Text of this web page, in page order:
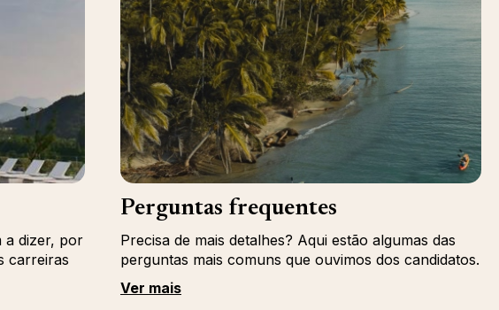
a dizer, por
carreiras
Perguntas frequentes
Precisa de mais detalhes? Aqui estão algumas das
perguntas mais comuns que ouvimos dos candidatos.
Ver mais